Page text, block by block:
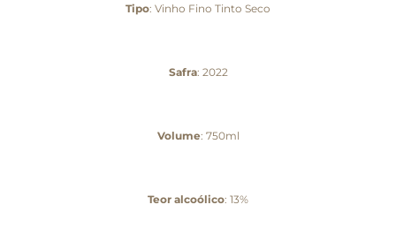
Tipo: Vinho Fino Tinto Seco
Safra: 2022
Volume: 750ml
Teor alcoólico: 13%